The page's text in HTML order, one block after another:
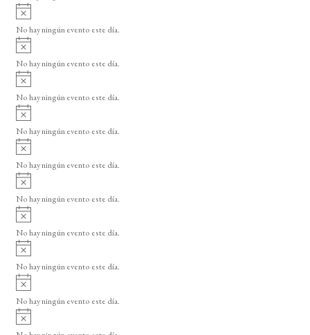
o
A
v
i
o
No hay ningún evento este día.
A
v
i
o
No hay ningún evento este día.
A
v
i
o
No hay ningún evento este día.
A
v
i
o
No hay ningún evento este día.
A
v
i
o
No hay ningún evento este día.
A
v
i
o
No hay ningún evento este día.
A
v
i
o
No hay ningún evento este día.
A
v
i
o
No hay ningún evento este día.
A
v
i
o
No hay ningún evento este día.
A
v